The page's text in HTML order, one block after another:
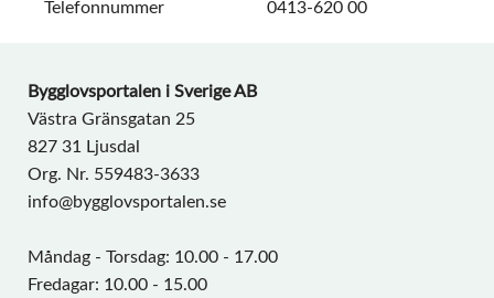
Telefonnummer
0413-620 00
Bygglovsportalen i Sverige AB
Västra Gränsgatan 25
827 31 Ljusdal
Org. Nr. 559483-3633
info@bygglovsportalen.se
Måndag - Torsdag: 10.00 - 17.00
Fredagar: 10.00 - 15.00